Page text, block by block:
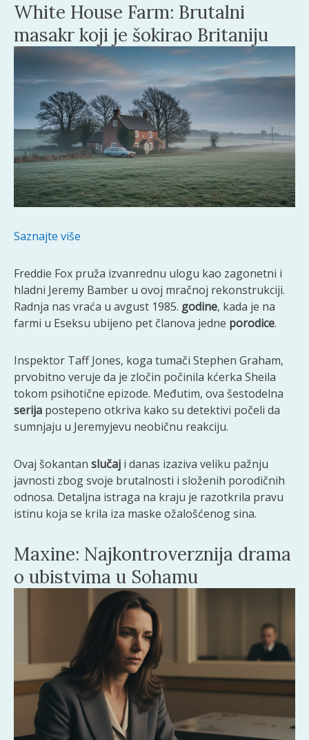
White House Farm: Brutalni
masakr koji je šokirao Britaniju
Saznajte više
Freddie Fox pruža izvanrednu ulogu kao zagonetni i
hladni Jeremy Bamber u ovoj mračnoj rekonstrukciji.
Radnja nas vraća u avgust 1985. godine, kada je na
farmi u Eseksu ubijeno pet članova jedne porodice.
Inspektor Taff Jones, koga tumači Stephen Graham,
prvobitno veruje da je zločin počinila kćerka Sheila
tokom psihotične epizode. Međutim, ova šestodelna
serija postepeno otkriva kako su detektivi počeli da
sumnjaju u Jeremyjevu neobičnu reakciju.
Ovaj šokantan slučaj i danas izaziva veliku pažnju
javnosti zbog svoje brutalnosti i složenih porodičnih
odnosa. Detaljna istraga na kraju je razotkrila pravu
istinu koja se krila iza maske ožalošćenog sina.
Maxine: Najkontroverznija drama
o ubistvima u Sohamu